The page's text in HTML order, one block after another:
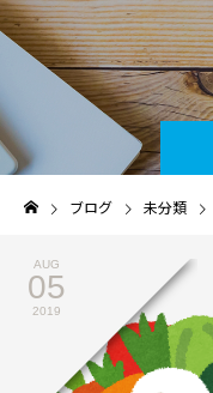
ブログ 未分類
AUG
05
2019